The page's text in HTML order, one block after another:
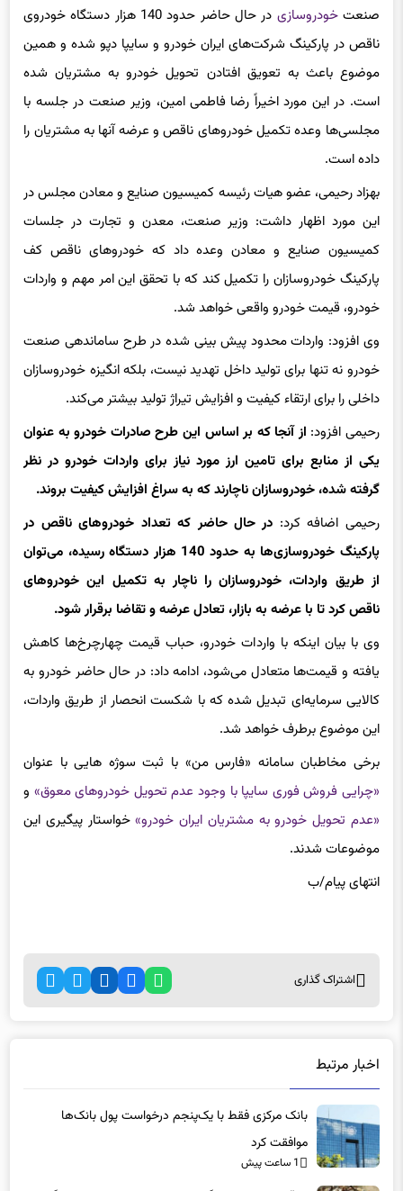
ناقص در پارکینگ شرکت‌های ایران خودرو و سایپا دپو شده و همین
موضوع باعث به تعویق افتادن تحویل خودرو به مشتریان شده
است. در این مورد اخیراً رضا فاطمی امین، وزیر صنعت در جلسه با
مجلسی‌ها وعده تکمیل خودروهای ناقص و عرضه آنها به مشتریان را
داده است.
بهزاد رحیمی، عضو هیات رئیسه کمیسیون صنایع و معادن مجلس در
این مورد اظهار داشت: وزیر صنعت، معدن و تجارت در جلسات
کمیسیون صنایع و معادن وعده داد که خودروهای ناقص کف
پارکینگ خودروسازان را تکمیل کند که با تحقق این امر مهم و واردات
خودرو، قیمت خودرو واقعی خواهد شد.
وی افزود: واردات محدود پیش بینی شده در طرح ساماندهی صنعت
خودرو نه تنها برای تولید داخل تهدید نیست، بلکه انگیزه خودروسازان
داخلی را برای ارتقاء کیفیت و افزایش تیراژ تولید بیشتر می‌کند.
رحیمی افزود:از آنجا که بر اساس این طرح صادرات خودرو به عنوان
یکی از منابع برای تامین ارز مورد نیاز برای واردات خودرو در نظر
گرفته شده، خودروسازان ناچارند که به سراغ افزایش کیفیت بروند.
رحیمی اضافه کرد:در حال حاضر که تعداد خودروهای ناقص در
پارکینگ خودروسازی‌ها به حدود 140 هزار دستگاه رسیده، می‌توان
از طریق واردات، خودروسازان را ناچار به تکمیل این خودروهای
ناقص کرد تا با عرضه به بازار، تعادل عرضه و تقاضا برقرار شود.
وی با بیان اینکه با واردات خودرو، حباب قیمت چهارچرخ‌ها کاهش
یافته و قیمت‌ها متعادل می‌شود، ادامه داد: در حال حاضر خودرو به
کالایی سرمایه‌ای تبدیل شده که با شکست انحصار از طریق واردات،
این موضوع برطرف خواهد شد.
برخی مخاطبان سامانه «فارس من» با ثبت سوژه هایی با عنوان
«چرایی فروش فوری سایپا با وجود عدم تحویل خودروهای معوق»و
«عدم تحویل خودرو به مشتریان ایران خودرو»خواستار پیگیری این
موضوعات شدند.
انتهایپیام/ب
موافقت کرد
1 ساعت پیش